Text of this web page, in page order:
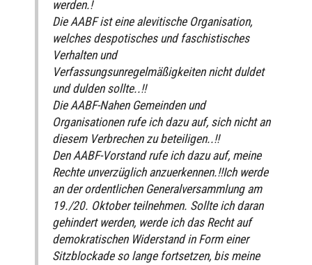
werden.!
Die AABF ist eine alevitische Organisation,
welches despotisches und faschistisches
Verhalten und
Verfassungsunregelmäßigkeiten nicht duldet
und dulden sollte..!!
Die AABF-Nahen Gemeinden und
Organisationen rufe ich dazu auf, sich nicht an
diesem Verbrechen zu beteiligen..!!
Den AABF-Vorstand rufe ich dazu auf, meine
Rechte unverzüglich anzuerkennen.!!Ich werde
an der ordentlichen Generalversammlung am
19./20. Oktober teilnehmen. Sollte ich daran
gehindert werden, werde ich das Recht auf
demokratischen Widerstand in Form einer
Sitzblockade so lange fortsetzen, bis meine